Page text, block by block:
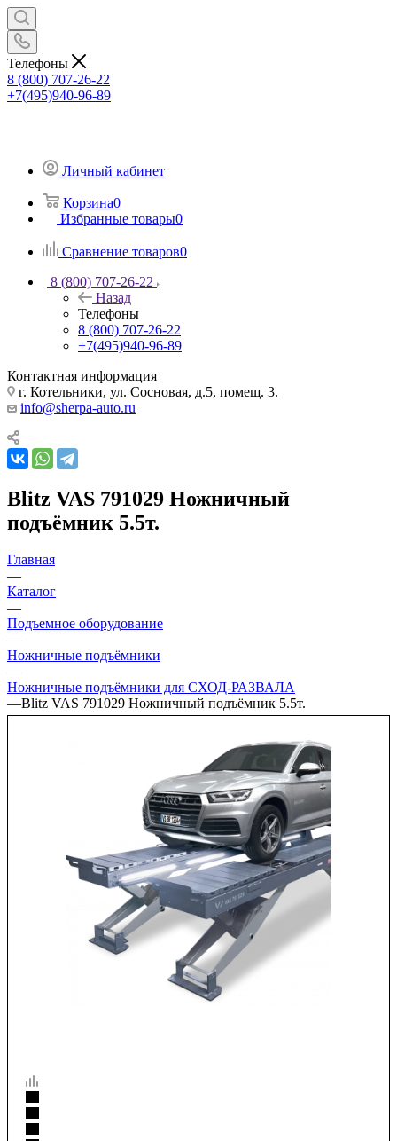
Телефоны
8 (800) 707-26-22
+7(495)940-96-89
Личный кабинет
Корзина0
Избранные товары0
Сравнение товаров0
8 (800) 707-26-22
Назад
Телефоны
8 (800) 707-26-22
+7(495)940-96-89
Контактная информация
г. Котельники, ул. Сосновая, д.5, помещ. 3.
info@sherpa-auto.ru
Blitz VAS 791029 Ножничный
подъёмник 5.5т.
Главная
—
Каталог
—
Подъемное оборудование
—
Ножничные подъёмники
—
Ножничные подъёмники для СХОД-РАЗВАЛА
—Blitz VAS 791029 Ножничный подъёмник 5.5т.